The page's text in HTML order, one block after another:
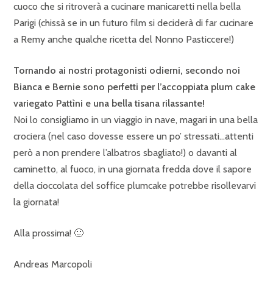
cuoco che si ritroverà a cucinare manicaretti nella bella
Parigi (chissà se in un futuro film si deciderà di far cucinare
a Remy anche qualche ricetta del Nonno Pasticcere!)
Tornando ai nostri protagonisti odierni, secondo noi
Bianca e Bernie sono perfetti per l’accoppiata plum cake
variegato Pattìni e una bella tisana rilassante!
Noi lo consigliamo in un viaggio in nave, magari in una bella
crociera (nel caso dovesse essere un po’ stressati…attenti
però a non prendere l’albatros sbagliato!) o davanti al
caminetto, al fuoco, in una giornata fredda dove il sapore
della cioccolata del soffice plumcake potrebbe risollevarvi
la giornata!
Alla prossima! 🙂
Andreas Marcopoli